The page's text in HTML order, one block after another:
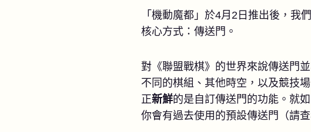
「機動魔都」於4月2日推出後，我
核心方式：傳送門。
對《聯盟戰棋》的世界來說傳送門
不同的棋組、其他時空，以及競技
正新鮮的是自訂傳送門的功能。就
你會有過去使用的預設傳送門（請